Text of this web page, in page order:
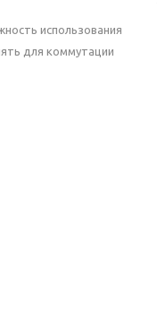
использования
для коммутации